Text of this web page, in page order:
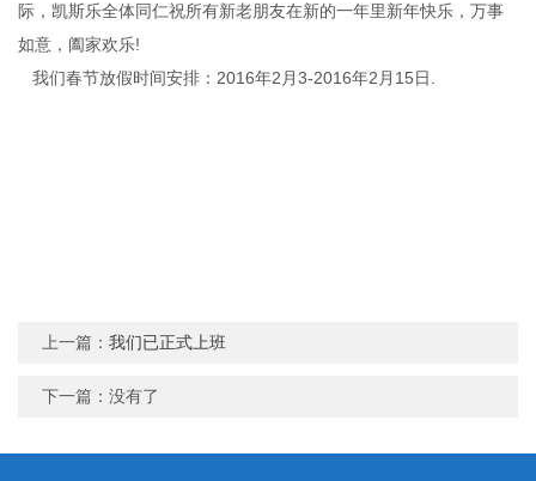
际，凯斯乐全体同仁祝所有新老朋友在新的一年里新年快乐，万事
如意，阖家欢乐!
我们春节放假时间安排：2016年2月3-2016年2月15日.
上一篇：我们已正式上班
下一篇：没有了